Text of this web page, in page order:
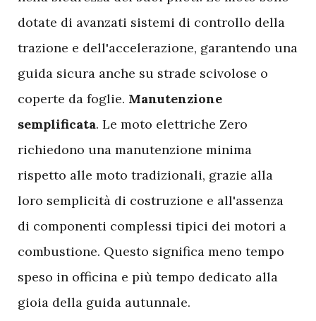
dotate di avanzati sistemi di controllo della
trazione e dell'accelerazione, garantendo una
guida sicura anche su strade scivolose o
coperte da foglie. Manutenzione
semplificata. Le moto elettriche Zero
richiedono una manutenzione minima
rispetto alle moto tradizionali, grazie alla
loro semplicità di costruzione e all'assenza
di componenti complessi tipici dei motori a
combustione. Questo significa meno tempo
speso in officina e più tempo dedicato alla
gioia della guida autunnale.